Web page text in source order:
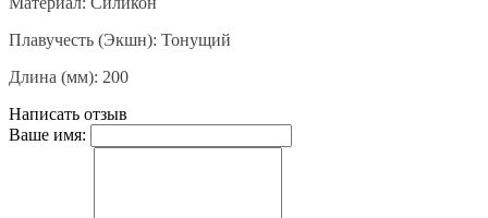
Плавучесть (Экшн): Тонущий
Длина (мм): 200
Написать отзыв
Ваше имя: